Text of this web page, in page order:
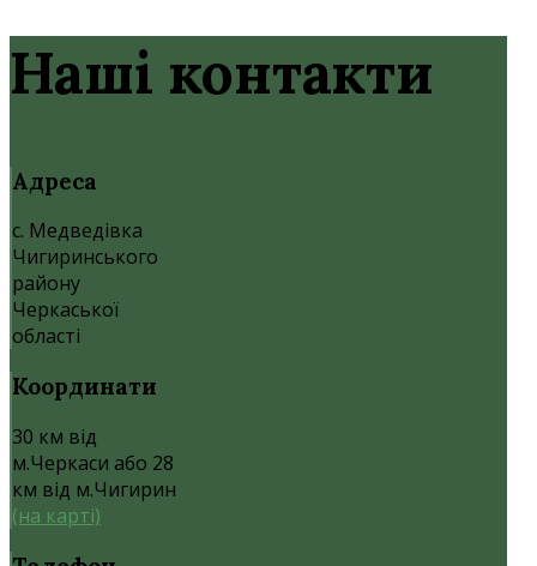
Наші контакти
Адреса
с. Медведівка
Чигиринського
району
Черкаської
області
Координати
30 км від
м.Черкаси або 28
км від м.Чигирин
(на карті)